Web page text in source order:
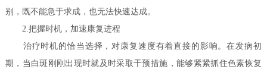
别，既不能急于求成，也无法快速达成。
2.把握时机，加速康复进程
治疗时机的恰当选择，对康复速度有着直接的影响。在发病初
期，当白斑刚刚出现时就及时采取干预措施，能够紧紧抓住色素恢复